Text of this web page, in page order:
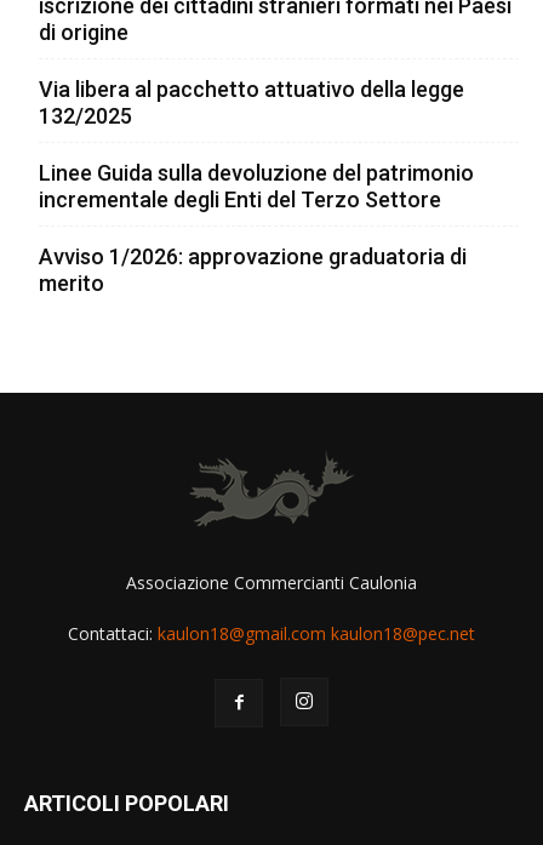
iscrizione dei cittadini stranieri formati nei Paesi
di origine
Via libera al pacchetto attuativo della legge
132/2025
Linee Guida sulla devoluzione del patrimonio
incrementale degli Enti del Terzo Settore
Avviso 1/2026: approvazione graduatoria di
merito
Associazione Commercianti Caulonia
Contattaci: kaulon18@gmail.com kaulon18@pec.net
ARTICOLI POPOLARI